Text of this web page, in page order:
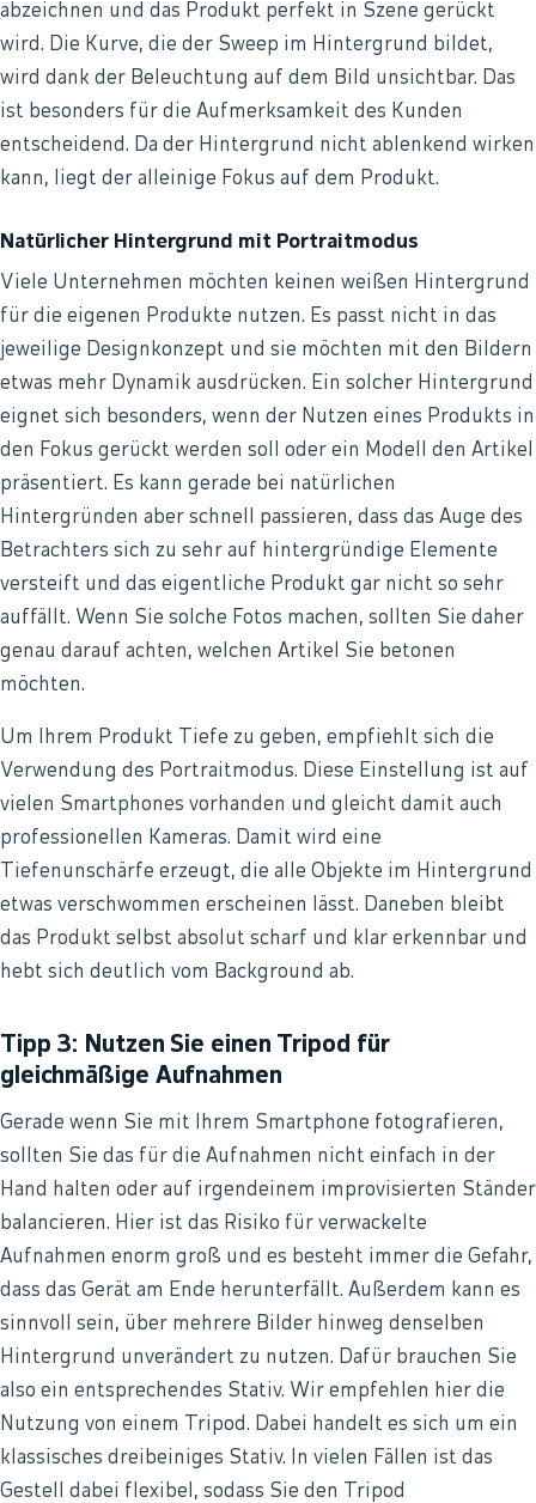
abzeichnen und das Produkt perfekt in Szene gerückt
wird. Die Kurve, die der Sweep im Hintergrund bildet,
wird dank der Beleuchtung auf dem Bild unsichtbar. Das
ist besonders für die Aufmerksamkeit des Kunden
entscheidend. Da der Hintergrund nicht ablenkend wirken
kann, liegt der alleinige Fokus auf dem Produkt.
Natürlicher Hintergrund mit Portraitmodus
Viele Unternehmen möchten keinen weißen Hintergrund
für die eigenen Produkte nutzen. Es passt nicht in das
jeweilige Designkonzept und sie möchten mit den Bildern
etwas mehr Dynamik ausdrücken. Ein solcher Hintergrund
eignet sich besonders, wenn der Nutzen eines Produkts in
den Fokus gerückt werden soll oder ein Modell den Artikel
präsentiert. Es kann gerade bei natürlichen
Hintergründen aber schnell passieren, dass das Auge des
Betrachters sich zu sehr auf hintergründige Elemente
versteift und das eigentliche Produkt gar nicht so sehr
auffällt. Wenn Sie solche Fotos machen, sollten Sie daher
genau darauf achten, welchen Artikel Sie betonen
möchten.
Um Ihrem Produkt Tiefe zu geben, empfiehlt sich die
Verwendung des Portraitmodus. Diese Einstellung ist auf
vielen Smartphones vorhanden und gleicht damit auch
professionellen Kameras. Damit wird eine
Tiefenunschärfe erzeugt, die alle Objekte im Hintergrund
etwas verschwommen erscheinen lässt. Daneben bleibt
das Produkt selbst absolut scharf und klar erkennbar und
hebt sich deutlich vom Background ab.
Tipp 3: Nutzen Sie einen Tripod für
gleichmäßige Aufnahmen
Gerade wenn Sie mit Ihrem Smartphone fotografieren,
sollten Sie das für die Aufnahmen nicht einfach in der
Hand halten oder auf irgendeinem improvisierten Ständer
balancieren. Hier ist das Risiko für verwackelte
Aufnahmen enorm groß und es besteht immer die Gefahr,
dass das Gerät am Ende herunterfällt. Außerdem kann es
sinnvoll sein, über mehrere Bilder hinweg denselben
Hintergrund unverändert zu nutzen. Dafür brauchen Sie
also ein entsprechendes Stativ. Wir empfehlen hier die
Nutzung von einem Tripod. Dabei handelt es sich um ein
klassisches dreibeiniges Stativ. In vielen Fällen ist das
Gestell dabei flexibel, sodass Sie den Tripod